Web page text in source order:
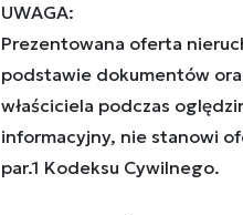
UWAGA:
Prezentowana oferta
podstawie dokumentów
właściciela podczas
informacyjny, nie stanowi
par.1 Kodeksu Cywilnego.